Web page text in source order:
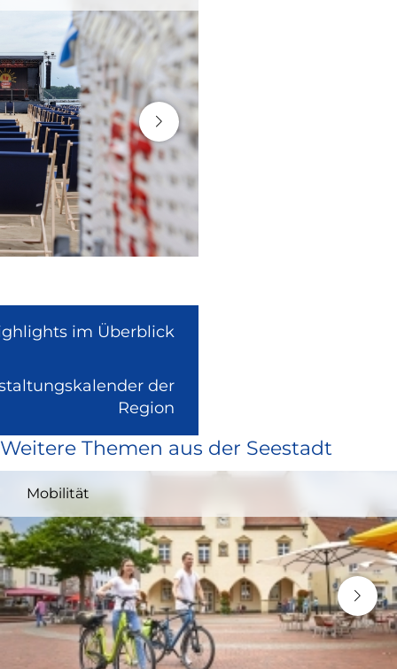
im Überblick
der
Region
extern
und
in
neuem
Fenster)
Weitere Themen aus der Seestadt
Mobilität